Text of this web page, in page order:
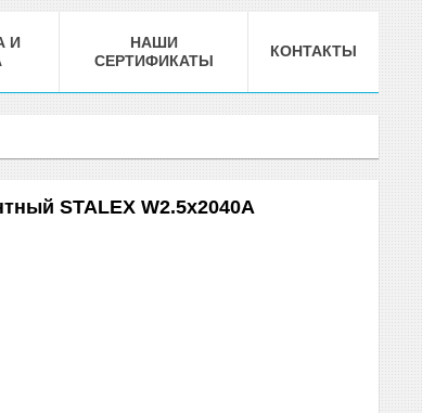
И
НАШИ
СЕРТИФИКАТЫ
КОНТАКТЫ
STALEX W2.5x2040A